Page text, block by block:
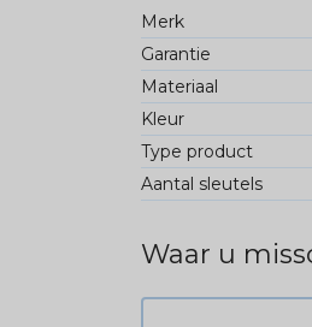
Merk
Garantie
Materiaal
Kleur
Type product
Aantal sleutels
Waar u